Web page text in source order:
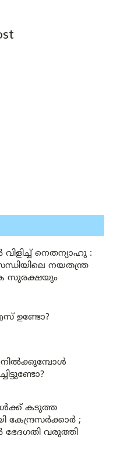
നെതന്യാഹു :
നയതന്ത്ര
സുരക്ഷയും
ഉണ്ടോ?
നിൽക്കുമ്പോൾ
കടുത്ത
കേന്ദ്രസർക്കാർ ;
ഭേദഗതി വരുത്തി